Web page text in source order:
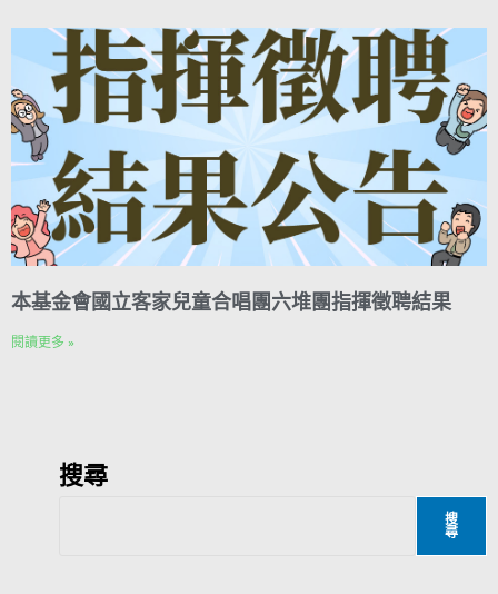
本基金會國立客家兒童合唱團六堆團指揮徵聘結果
閱讀更多 »
搜尋
搜
尋